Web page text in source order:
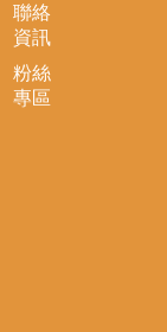
聯絡
資訊
粉絲
專區